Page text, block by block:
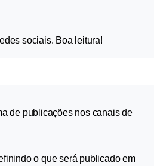
sociais. Boa leitura!
de publicações nos canais de
o que será publicado em